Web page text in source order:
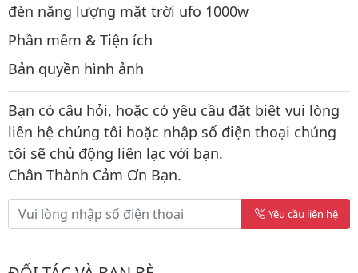
đèn năng lượng mặt trời ufo 1000w
Phần mềm & Tiện ích
Bản quyền hình ảnh
Bạn có câu hỏi, hoặc có yêu cầu đặt biệt vui lòng
liên hệ chúng tôi hoặc nhập số điện thoại chúng
tôi sẽ chủ động liên lạc với bạn.
Chân Thành Cảm Ơn Bạn.
Yêu cầu liên hệ